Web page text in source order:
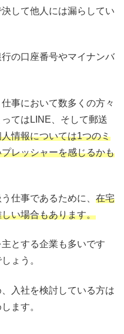
して他人には漏らしてい
の口座番号やマイナンバ
事において数多くの方々
てはLINE、そして郵送
人情報については1つのミ
レッシャーを感じるかも
仕事であるために、 在宅
い場合もあります。
とする企業も多いです
ょう。
入社を検討している方は
ます。